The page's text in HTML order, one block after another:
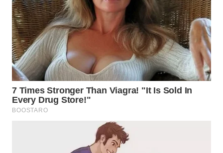
PRIANGAN
TIMUR
WN
SEMARANG
WN
SOLO